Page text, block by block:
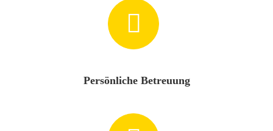
Persönliche Betreuung